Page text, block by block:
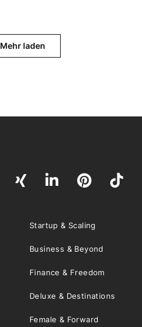
Mehr laden
Startup & Scaling
Business & Beyond
Finance & Freedom
Deluxe & Destinations
Female & Forward